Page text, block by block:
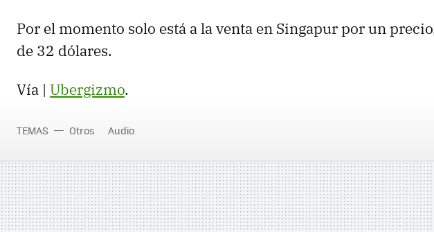
Por el momento solo está a la venta en Singapur por un
de 32 dólares.
Vía | Ubergizmo.
TEMAS Otros Audio